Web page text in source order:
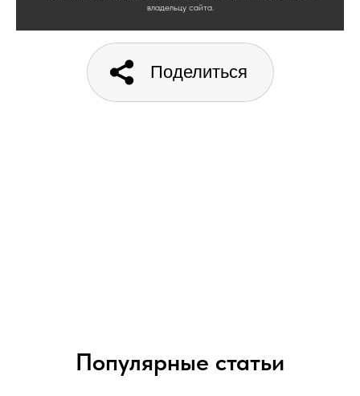
владельцу сайта.
Поделиться
Популярные статьи